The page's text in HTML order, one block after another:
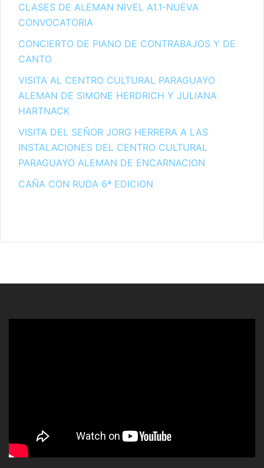
CLASES DE ALEMAN NIVEL A1.1-NUEVA
CONVOCATORIA
CONCIERTO DE PIANO DE CONTRABAJOS Y DE
CANTO
VISITA AL CENTRO CULTURAL PARAGUAYO
ALEMAN DE SIMONE HERDRICH Y JULIANA
HARTNACK
VISITA DEL SEÑOR JORG HERRERA A LAS
INSTALACIONES DEL CENTRO CULTURAL
PARAGUAYO ALEMAN DE ENCARNACION
CAÑA CON RUDA 6ª EDICION